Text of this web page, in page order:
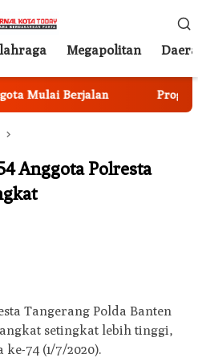
Megapolitan
Mulai Berjalan Program
Anggota Polresta
Tangerang Polda Banten
setingkat lebih tinggi,
74 (1/7/2020).